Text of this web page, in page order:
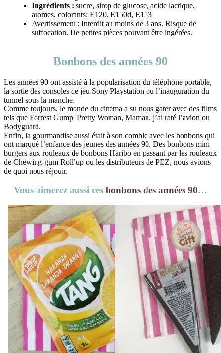
Ingrédients : sucre, sirop de glucose, acide lactique,
aromes, colorants: E120, E150d, E153
Avertissement : Interdit au moins de 3 ans. Risque de
suffocation. De petites pièces pouvant être ingérées.
Bonbons des années 90
Les années 90 ont assisté à la popularisation du téléphone portable,
la sortie des consoles de jeu Sony Playstation ou l’inauguration du
tunnel sous la manche.
Comme toujours, le monde du cinéma a su nous gâter avec des films
tels que Forrest Gump, Pretty Woman, Maman, j’ai raté l’avion ou
Bodyguard.
Enfin, la gourmandise aussi était à son comble avec les bonbons qui
ont marqué l’enfance des jeunes des années 90. Des bonbons mini
burgers aux rouleaux de bonbons Haribo en passant par les rouleaux
de Chewing-gum Roll’up ou les distributeurs de PEZ, nous avions
de quoi nous réjouir.
Vous aimerez aussi ces bonbons des années 90…